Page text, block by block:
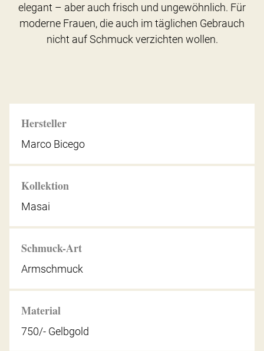
Hersteller
Marco Bicego
Kollektion
Masai
Schmuck-Art
Armschmuck
Material
750/- Gelbgold
elegant – aber auch frisch und ungewöhnlich. Für
moderne Frauen, die auch im täglichen Gebrauch
nicht auf Schmuck verzichten wollen.